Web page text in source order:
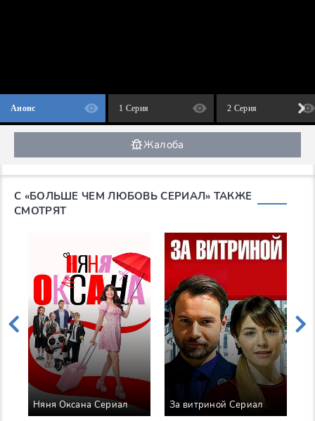
Анонс 1 Серия 2 Серия
Жалоба
С «БОЛЬШЕ ЧЕМ ЛЮБОВЬ СЕРИАЛ» ТАКЖЕ
СМОТРЯТ
Няня Оксана Сериал За витриной Сериал